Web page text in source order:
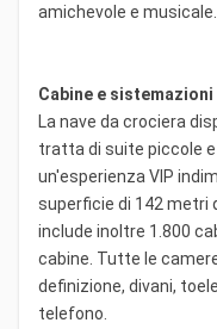
amichevole e musicale.
Cabine e
La nave da crociera
tratta di suite piccole
un'esperienza VIP
superficie di 142 metri
include inoltre 1.800
cabine. Tutte le
definizione, divani,
telefono.